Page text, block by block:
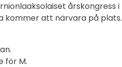
årskongress i
kommer att närvara på plats.
för M.